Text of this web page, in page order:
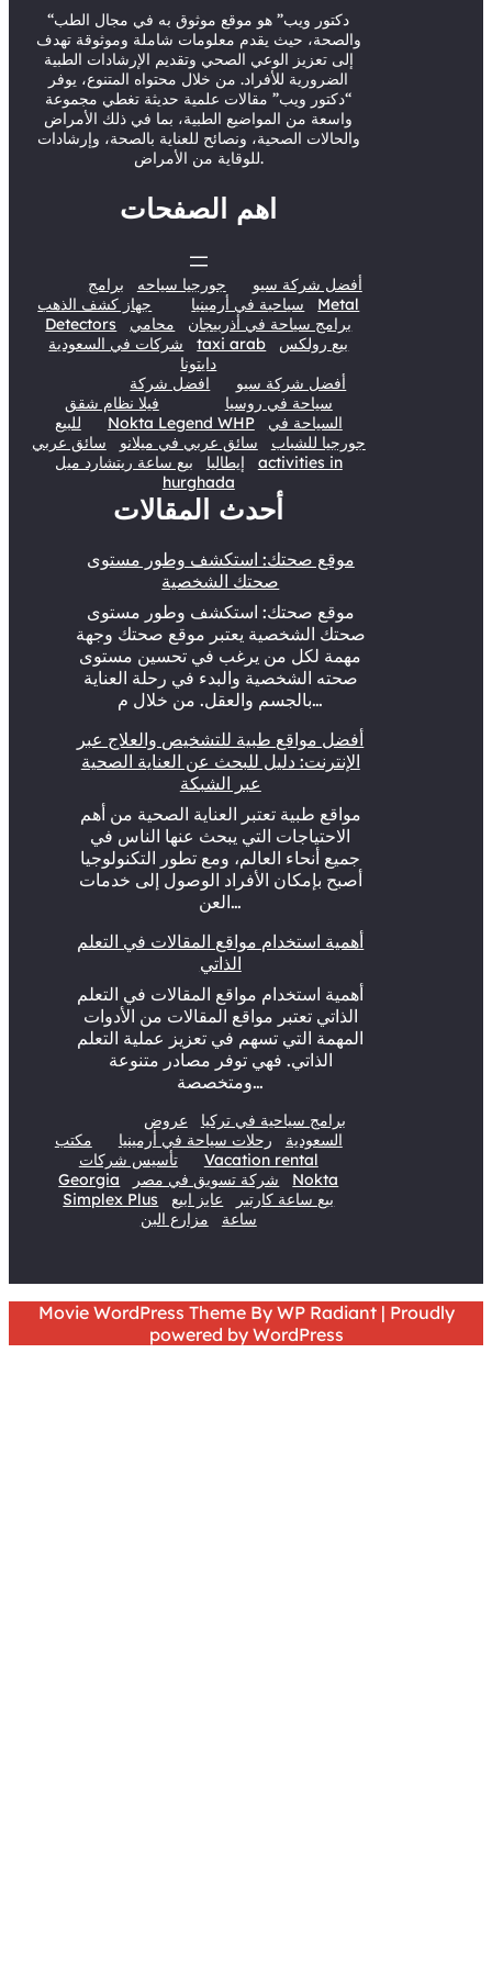
k n
“دكتور ويب” هو موقع موثوق به في مجال الطب
والصحة، حيث يقدم معلومات شاملة وموثوقة تهدف
إلى تعزيز الوعي الصحي وتقديم الإرشادات الطبية
الضرورية للأفراد. من خلال محتواه المتنوع، يوفر
“دكتور ويب” مقالات علمية حديثة تغطي مجموعة
واسعة من المواضيع الطبية، بما في ذلك الأمراض
والحالات الصحية، ونصائح للعناية بالصحة، وإرشادات
للوقاية من الأمراض.
اهم الصفحات
أفضل شركة سيو جورجيا سياحه
برامج
سياحية في أرمينيا
جهاز كشف الذهب
Metal
Detectors
برامج سياحة في أذربيجان
محامي
شركات في السعودية
taxi arab
بيع رولكس
دايتونا
أفضل شركة سيو
افضل شركة
سياحة في روسيا
فيلا نظام شقق
للبيع
Nokta Legend WHP
السياحة في
جورجيا للشباب
سائق عربي في ميلانو
سائق عربي
إيطاليا
بيع ساعة ريتشارد ميل
activities in
hurghada
أحدث المقالات
موقع صحتك: استكشف وطور مستوى
صحتك الشخصية
موقع صحتك: استكشف وطور مستوى
صحتك الشخصية يعتبر موقع صحتك وجهة
مهمة لكل من يرغب في تحسين مستوى
صحته الشخصية والبدء في رحلة العناية
بالجسم والعقل. من خلال م…
أفضل مواقع طبية للتشخيص والعلاج عبر
الإنترنت: دليل للبحث عن العناية الصحية
عبر الشبكة
مواقع طبية تعتبر العناية الصحية من أهم
الاحتياجات التي يبحث عنها الناس في
جميع أنحاء العالم، ومع تطور التكنولوجيا
أصبح بإمكان الأفراد الوصول إلى خدمات
العن…
أهمية استخدام مواقع المقالات في التعلم
الذاتي
أهمية استخدام مواقع المقالات في التعلم
الذاتي تعتبر مواقع المقالات من الأدوات
المهمة التي تسهم في تعزيز عملية التعلم
الذاتي. فهي توفر مصادر متنوعة
ومتخصصة…
برامج سياحية في تركيا
عروض
السعودية
رحلات سياحة في أرمينيا
مكتب
تأسيس شركات
Vacation rental
Georgia
شركة تسويق في مصر
Nokta
Simplex Plus
بيع ساعة كارتير
عايز ابيع
ساعة
مزارع البن
Movie WordPress Theme By WP Radiant| Proudly
powered by WordPress